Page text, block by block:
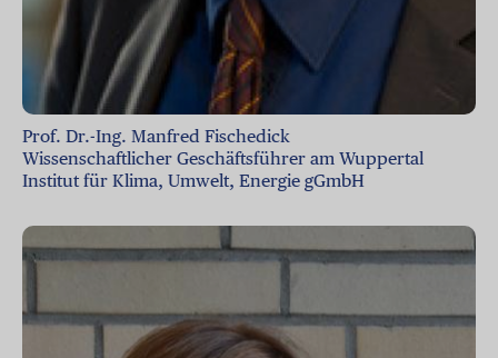
Prof. Dr.-Ing. Manfred Fischedick
Wissenschaftlicher Geschäftsführer am Wuppertal
Institut für Klima, Umwelt, Energie gGmbH